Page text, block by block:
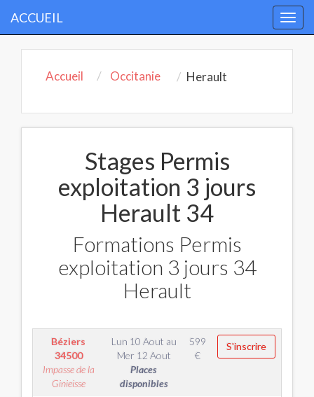
ACCUEIL
Accueil Occitanie Herault
Stages Permis
exploitation 3 jours
Herault 34
Formations Permis
exploitation 3 jours 34
Herault
Béziers
34500
Impasse de la
Ginieisse
Lun 10 Aout au
Mer 12 Aout
Places
disponibles
599
€
S'inscrire